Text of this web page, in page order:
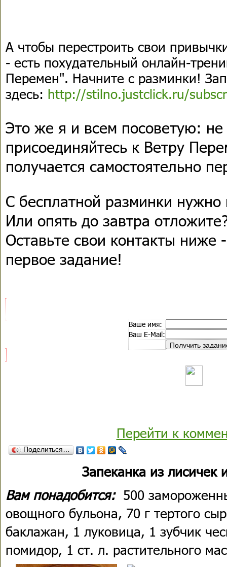
А чтобы перестроить свои
- есть похудательный онлайн-
Перемен". Начните с разминки!
здесь: http://stilno.justclick.ru/
Это же я и всем посоветую:
присоединяйтесь к Ветру
получается самостоятельно
С бесплатной разминки нужно
Или опять до завтра
Оставьте свои контакты ниже
первое задание!
Ваше имя:
Ваш E-Mail:
Перейти к
Поделиться…
Запеканка из лисичек
Вам понадобится: 500
овощного бульона, 70 г тертого
баклажан, 1 луковица, 1 зубчик
помидор, 1 ст. л. растительного